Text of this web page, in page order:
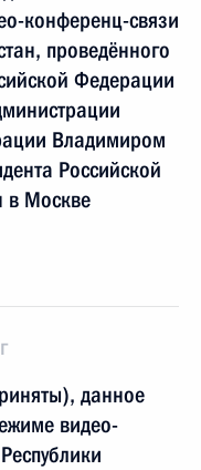
конференц-связи
проведённого
Федерации
Владимиром
Российской
в Москве
данное
видео-